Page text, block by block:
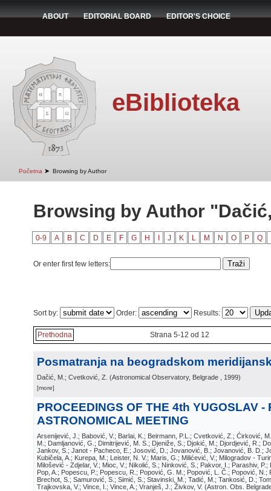
ABOUT EDITORIAL BOARD EDITOR'S CHOICE
eBiblioteka
Početna ➤ Browsing by Author
Browsing by Author
0-9 A B C D E F G H J K L M N O P Q
Or enter first few letters:
Sort by: Order: Results:
Prethodna Strana 5-12 od 12
Posmatranja na beogradskom
Dačić, M.; Cvetković, Z. (Astronomical Observatory, Belgrade , 1999)
[more]
PROCEEDINGS OF THE 4th YUGOSLAV -
ASTRONOMICAL MEETING
Arsenijević, J.; Babović, V.; Barlai, K.; Beirmann, P.L.; Cvetković, Z.; Ćirković,
M.; Damljanović, G.; Dimitrijević, M. S.; Djeniže, S.; Djokić, M.; Djordjević, R.;
Jankov, S.; Janot - Pacheco, E.; Josović, D.; Jovanović, B.; Jovanović, B. D.;
Kubičela, A.; Kurepa, M.; Leister, N. V.; Maris, G.; Milićević, V.; Milogradov -
Milošević - Zdjelar, V.; Mioc, V.; Nikolić, S.; Ninković, S.; Pakvor, I.; Parashiv,
Pop, A.; Popescu, P.; Popescu, R.; Popović, G. M.; Popović, L. Č.; Popović, N.;
Brechot, S.; Samurović, S.; Simić, S.; Stavinski, M.; Tadić, M.; Tankosić, D.;
Trajkovska, V.; Vince, I.; Vince, A.; Vranješ, J.; Živkov, V. (Astron. Obs.